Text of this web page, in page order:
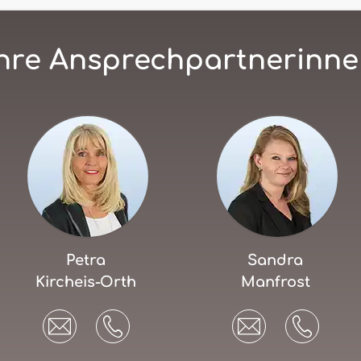
Petra
Kircheis-Orth
Sandra
Manfrost